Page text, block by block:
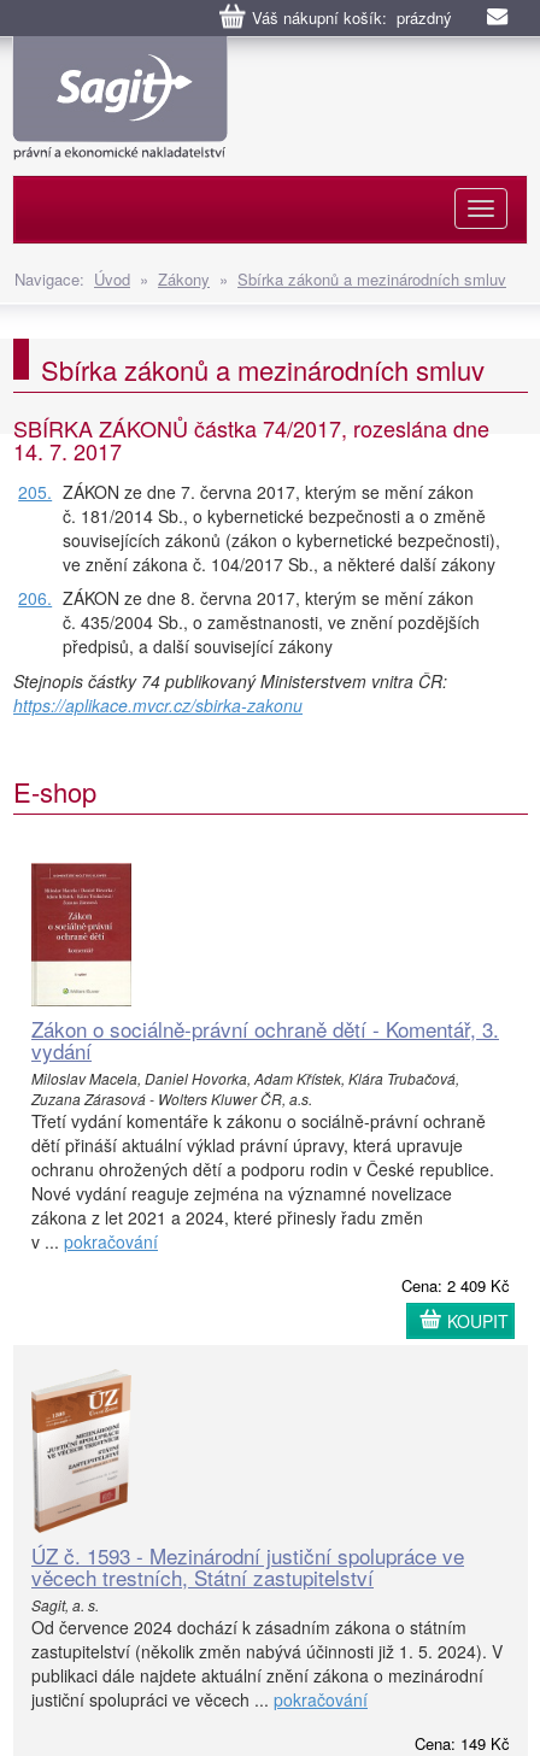
Váš nákupní košík: prázdný
Navigace: Úvod » Zákony » Sbírka zákonů a mezinárodních smluv
Sbírka zákonů a mezinárodních smluv
SBÍRKA ZÁKONŮ částka 74/2017, rozeslána dne
14. 7. 2017
205. ZÁKON ze dne 7. června 2017, kterým se mění zákon
č. 181/2014 Sb., o kybernetické bezpečnosti a o změně
souvisejících zákonů (zákon o kybernetické bezpečnosti),
ve znění zákona č. 104/2017 Sb., a některé další zákony
206. ZÁKON ze dne 8. června 2017, kterým se mění zákon
č. 435/2004 Sb., o zaměstnanosti, ve znění pozdějších
předpisů, a další související zákony
Stejnopis částky 74 publikovaný Ministerstvem vnitra ČR:
https://aplikace.mvcr.cz/sbirka-zakonu
E-shop
Zákon o sociálně-právní ochraně dětí - Komentář, 3.
vydání
Miloslav Macela, Daniel Hovorka, Adam Křístek, Klára Trubačová,
Zuzana Zárasová - Wolters Kluwer ČR, a.s.
Třetí vydání komentáře k zákonu o sociálně-právní ochraně
dětí přináší aktuální výklad právní úpravy, která upravuje
ochranu ohrožených dětí a podporu rodin v České republice.
Nové vydání reaguje zejména na významné novelizace
zákona z let 2021 a 2024, které přinesly řadu změn
v ... pokračování
Cena: 2 409 Kč
KOUPIT
ÚZ č. 1593 - Mezinárodní justiční spolupráce ve
věcech trestních, Státní zastupitelství
Sagit, a. s.
Od července 2024 dochází k zásadním zákona o státním
zastupitelství (několik změn nabývá účinnosti již 1. 5. 2024). V
publikaci dále najdete aktuální znění zákona o mezinárodní
justiční spolupráci ve věcech ... pokračování
Cena: 149 Kč